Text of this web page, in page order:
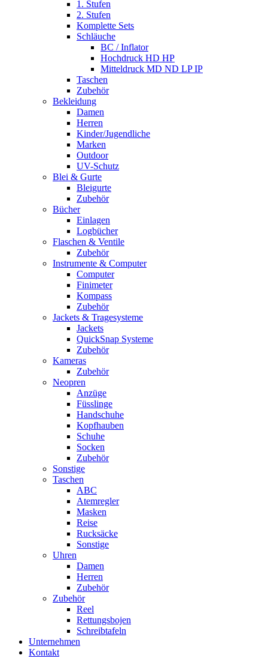
1. Stufen
2. Stufen
Komplette Sets
Schläuche
BC / Inflator
Hochdruck HD HP
Mitteldruck MD ND LP IP
Taschen
Zubehör
Bekleidung
Damen
Herren
Kinder/Jugendliche
Marken
Outdoor
UV-Schutz
Blei & Gurte
Bleigurte
Zubehör
Bücher
Einlagen
Logbücher
Flaschen & Ventile
Zubehör
Instrumente & Computer
Computer
Finimeter
Kompass
Zubehör
Jackets & Tragesysteme
Jackets
QuickSnap Systeme
Zubehör
Kameras
Zubehör
Neopren
Anzüge
Füsslinge
Handschuhe
Kopfhauben
Schuhe
Socken
Zubehör
Sonstige
Taschen
ABC
Atemregler
Masken
Reise
Rucksäcke
Sonstige
Uhren
Damen
Herren
Zubehör
Zubehör
Reel
Rettungsbojen
Schreibtafeln
Unternehmen
Kontakt